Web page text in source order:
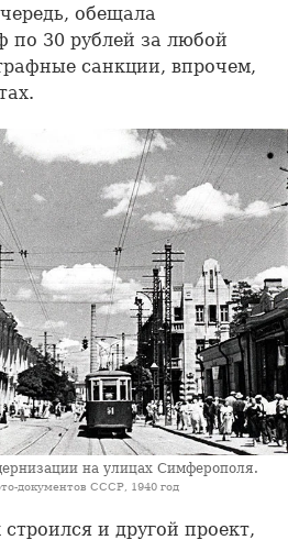
обещала
по 30 рублей за любой
санкции, впрочем,
на улицах Симферополя.
документов СССР, 1940 год
и другой проект,